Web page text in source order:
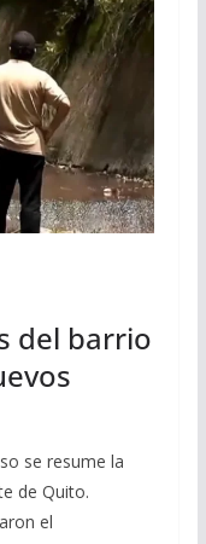
del barrio
se resume la
de Quito.
el